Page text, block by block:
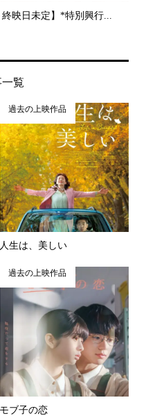
映日未定】*特別興行...
覧
過去の上映作品
人生は、美しい
過去の上映作品
モブ子の恋